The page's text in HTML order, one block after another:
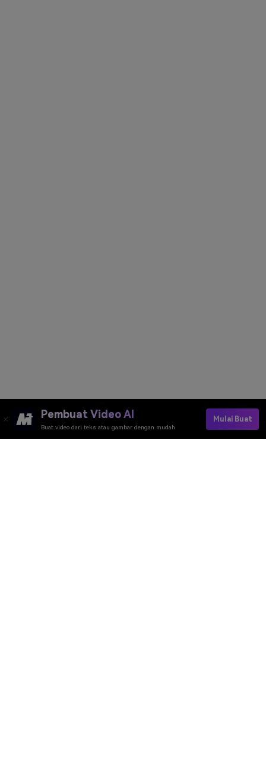
Pembuat Video AI
Buat video dari teks atau gambar dengan mudah
Mulai Buat